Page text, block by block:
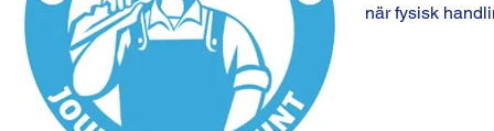
när fysisk